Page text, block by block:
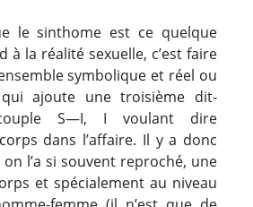
le sinthome est ce quelque
à la réalité sexuelle, c’est faire
symbolique et réel ou
ajoute une troisième dit-
S—I, I voulant dire
dans l’affaire. Il y a donc
on l’a si souvent reproché, une
et spécialement au niveau